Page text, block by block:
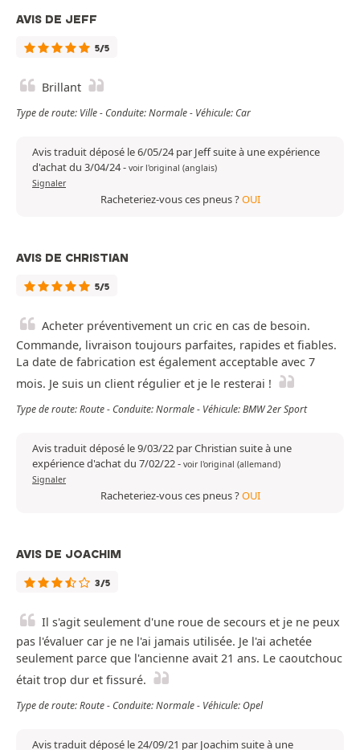
AVIS DE JEFF
5/5
Brillant
Type de route: Ville - Conduite: Normale - Véhicule: Car
Avis traduit déposé le 6/05/24 par Jeff suite à une expérience
d'achat du 3/04/24- voir l'original (anglais)
Signaler
Racheteriez-vous ces pneus ?OUI
AVIS DE CHRISTIAN
5/5
Acheter préventivement un cric en cas de besoin.
Commande, livraison toujours parfaites, rapides et fiables.
La date de fabrication est également acceptable avec 7
mois. Je suis un client régulier et je le resterai !
Type de route: Route - Conduite: Normale - Véhicule: BMW 2er Sport
Avis traduit déposé le 9/03/22 par Christian suite à une
expérience d'achat du 7/02/22- voir l'original (allemand)
Signaler
Racheteriez-vous ces pneus ?OUI
AVIS DE JOACHIM
3/5
Il s'agit seulement d'une roue de secours et je ne peux
pas l'évaluer car je ne l'ai jamais utilisée. Je l'ai achetée
seulement parce que l'ancienne avait 21 ans. Le caoutchouc
était trop dur et fissuré.
Type de route: Route - Conduite: Normale - Véhicule: Opel
Avis traduit déposé le 24/09/21 par Joachim suite à une